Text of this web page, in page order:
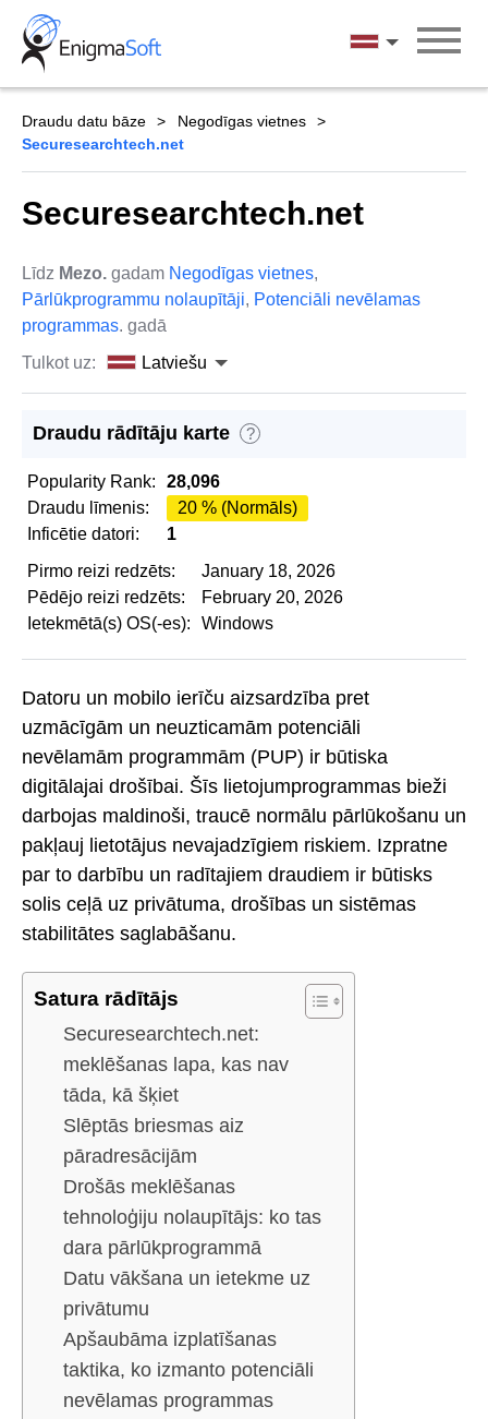
Skip
content
Latviešu
Draudu datu bāze
Negodīgas vietnes
Securesearchtech.net
Securesearchtech.net
Līdz Mezo. gadam Negodīgas vietnes,
Pārlūkprogrammu nolaupītāji, Potenciāli nevēlamas
programmas. gadā
Tulkot uz:
Latviešu
Draudu rādītāju karte ?
Popularity Rank:
28,096
Draudu līmenis:
20 % (Normāls)
Inficētie datori:
1
Pirmo reizi redzēts:
January 18, 2026
Pēdējo reizi redzēts:
February 20, 2026
Ietekmētā(s) OS(-es):
Windows
Datoru un mobilo ierīču aizsardzība pret
uzmācīgām un neuzticamām potenciāli
nevēlamām programmām (PUP) ir būtiska
digitālajai drošībai. Šīs lietojumprogrammas bieži
darbojas maldinoši, traucē normālu pārlūkošanu un
pakļauj lietotājus nevajadzīgiem riskiem. Izpratne
par to darbību un radītajiem draudiem ir būtisks
solis ceļā uz privātuma, drošības un sistēmas
stabilitātes saglabāšanu.
Satura rādītājs
Securesearchtech.net:
meklēšanas lapa, kas nav
tāda, kā šķiet
Slēptās briesmas aiz
pāradresācijām
Drošās meklēšanas
tehnoloģiju nolaupītājs: ko tas
dara pārlūkprogrammā
Datu vākšana un ietekme uz
privātumu
Apšaubāma izplatīšanas
taktika, ko izmanto potenciāli
nevēlamas programmas